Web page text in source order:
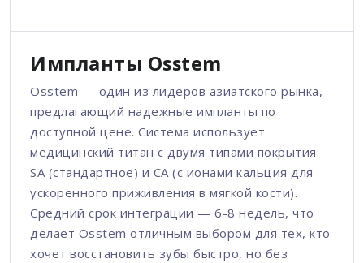
Импланты Osstem
Osstem — один из лидеров азиатского рынка,
предлагающий надежные импланты по
доступной цене. Система использует
медицинский титан с двумя типами покрытия:
SA (стандартное) и CA (с ионами кальция для
ускоренного приживления в мягкой кости).
Средний срок интеграции — 6-8 недель, что
делает Osstem отличным выбором для тех, кто
хочет восстановить зубы быстро, но без